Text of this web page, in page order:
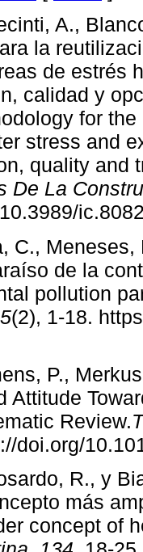
A.,
la
de estrés
calidad y
for
stress and
quality and
De La
C.,
de la
pollution
(2), 1-18.
P.,
Attitude
Review.
doi.org/
R., y
más
concept of